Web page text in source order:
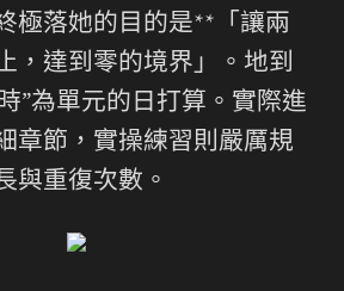
極落她的目的是**「讓兩
，達到零的境界」。地到
”為單元的日打算。實際進
章節，實操練習則嚴厲規
與重復次數。